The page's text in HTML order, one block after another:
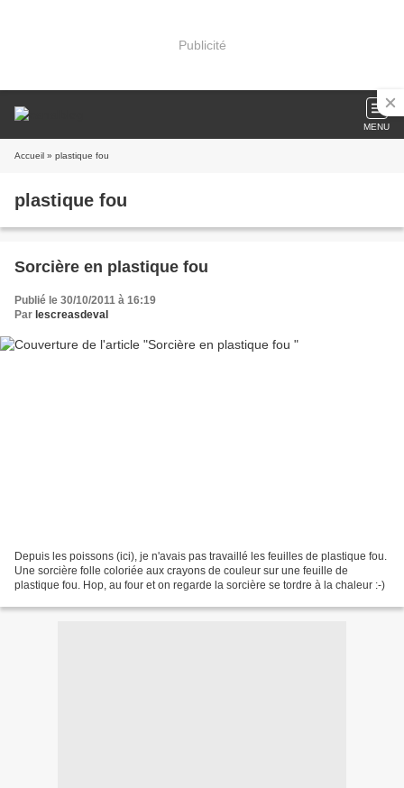
Publicité
MENU
Accueil » plastique fou
plastique fou
Sorcière en plastique fou
Publié le 30/10/2011 à 16:19
Par lescreasdeval
Depuis les poissons (ici), je n'avais pas travaillé les feuilles de plastique fou.
Une sorcière folle coloriée aux crayons de couleur sur une feuille de
plastique fou. Hop, au four et on regarde la sorcière se tordre à la chaleur :-)